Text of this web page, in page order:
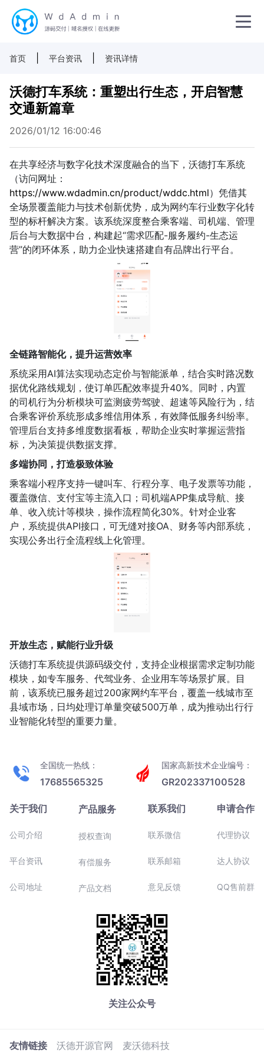
首页 平台资讯 资讯详情
沃德打车系统：重塑出行生态，开启智慧
交通新篇章
2026/01/12 16:00:46
在共享经济与数字化技术深度融合的当下，沃德打车系统
（访问网址：
https://www.wdadmin.cn/product/wddc.html）凭借其
全场景覆盖能力与技术创新优势，成为网约车行业数字化转
型的标杆解决方案。该系统深度整合乘客端、司机端、管理
后台与大数据中台，构建起“需求匹配-服务履约-生态运
营”的闭环体系，助力企业快速搭建自有品牌出行平台。
全链路智能化，提升运营效率
系统采用AI算法实现动态定价与智能派单，结合实时路况数
据优化路线规划，使订单匹配效率提升40%。同时，内置
的司机行为分析模块可监测疲劳驾驶、超速等风险行为，结
合乘客评价系统形成多维信用体系，有效降低服务纠纷率。
管理后台支持多维度数据看板，帮助企业实时掌握运营指
标，为决策提供数据支撑。
多端协同，打造极致体验
乘客端小程序支持一键叫车、行程分享、电子发票等功能，
覆盖微信、支付宝等主流入口；司机端APP集成导航、接
单、收入统计等模块，操作流程简化30%。针对企业客
户，系统提供API接口，可无缝对接OA、财务等内部系统，
实现公务出行全流程线上化管理。
开放生态，赋能行业升级
沃德打车系统提供源码级交付，支持企业根据需求定制功能
模块，如专车服务、代驾业务、企业用车等场景扩展。目
前，该系统已服务超过200家网约车平台，覆盖一线城市至
县域市场，日均处理订单量突破500万单，成为推动出行行
业智能化转型的重要力量。
全国统一热线：
17685565325
国家高新技术企业编号：
GR202337100528
关于我们
公司介绍
平台资讯
公司地址
产品服务
授权查询
有偿服务
产品文档
联系我们
联系微信
联系邮箱
意见反馈
申请合作
代理协议
达人协议
QQ售前群
关注公众号
友情链接 沃德开源官网 麦沃德科技